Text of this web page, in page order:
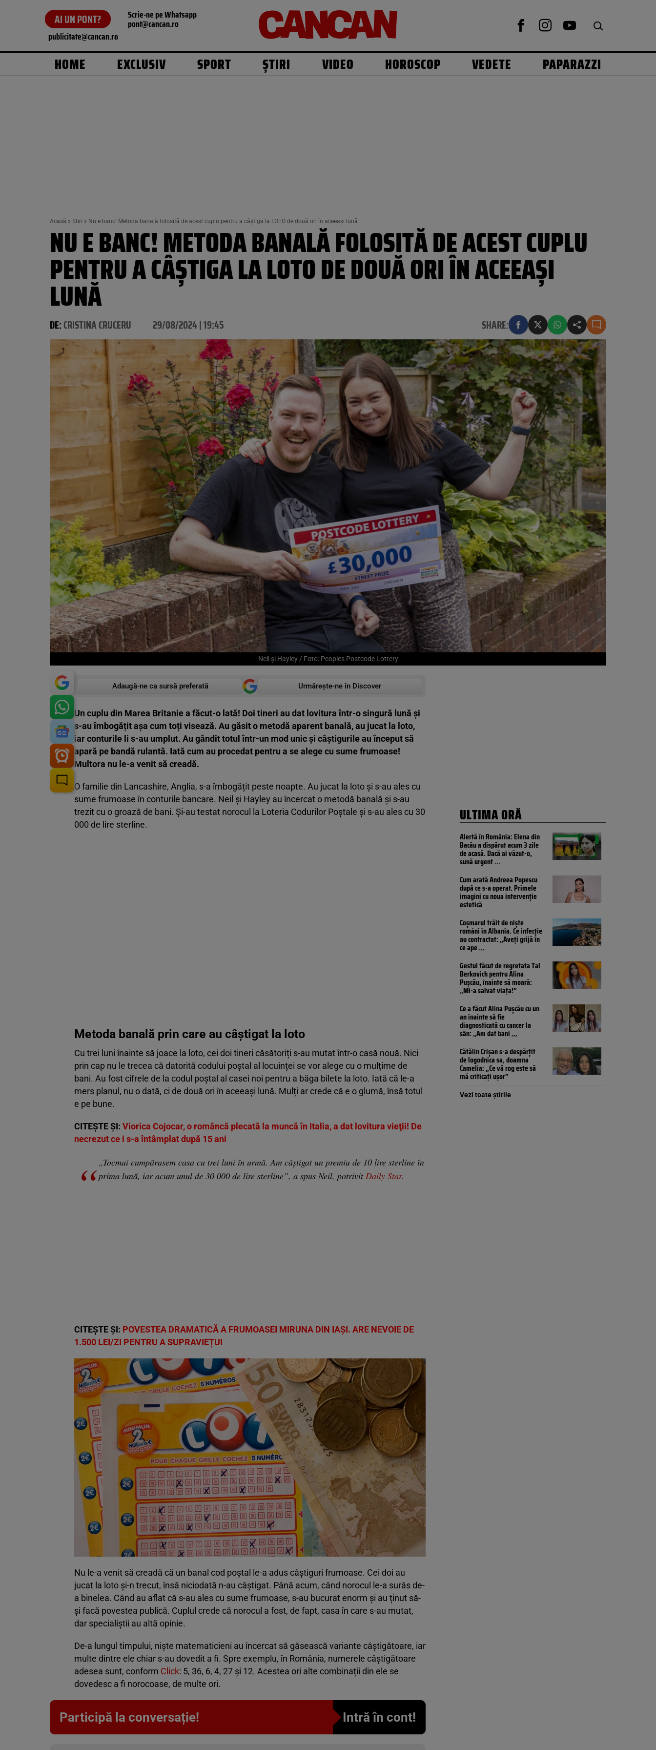
AI UN PONT? Scrie-ne pe Whatsapp
pont@cancan.ro
publicitate@cancan.ro
HOME EXCLUSIV SPORT ȘTIRI VIDEO HOROSCOP VEDETE PAPARAZZI
Acasă » Știri » Nu e banc! Metoda banală folosită de acest cuplu pentru a câștiga la LOTO de două ori în aceeași lună
NU E BANC! METODA BANALĂ FOLOSITĂ DE ACEST CUPLU
PENTRU A CÂȘTIGA LA LOTO DE DOUĂ ORI ÎN ACEEAȘI
LUNĂ
DE:CRISTINA CRUCERU 29/08/2024 | 19:45 SHARE:
Neil și Hayley / Foto: Peoples Postcode Lottery
Adaugă-ne ca sursă preferată Urmărește-ne în Discover
Un cuplu din Marea Britanie a făcut-o lată! Doi tineri au dat lovitura într-o singură lună și
s-au îmbogățit așa cum toți visează. Au găsit o metodă aparent banală, au jucat la loto,
iar conturile li s-au umplut. Au gândit totul într-un mod unic și câștigurile au început să
apară pe bandă rulantă. Iată cum au procedat pentru a se alege cu sume frumoase!
Multora nu le-a venit să creadă.
O familie din Lancashire, Anglia, s-a îmbogățit peste noapte. Au jucat la loto și s-au ales cu
sume frumoase în conturile bancare. Neil și Hayley au încercat o metodă banală și s-au
trezit cu o groază de bani. Și-au testat norocul la Loteria Codurilor Poștale și s-au ales cu 30
000 de lire sterline.
Metoda banală prin care au câștigat la loto
Cu trei luni înainte să joace la loto, cei doi tineri căsătoriți s-au mutat într-o casă nouă. Nici
prin cap nu le trecea că datorită codului poștal al locuinței se vor alege cu o mulțime de
bani. Au fost cifrele de la codul poștal al casei noi pentru a băga bilete la loto. Iată că le-a
mers planul, nu o dată, ci de două ori în aceeași lună. Mulți ar crede că e o glumă, însă totul
e pe bune.
CITEȘTE ȘI: Viorica Cojocar, o româncă plecată la muncă în Italia, a dat lovitura vieţii! De
necrezut ce i s-a întâmplat după 15 ani
„Tocmai cumpărasem casa cu trei luni în urmă. Am câștigat un premiu de 10 lire sterline în
prima lună, iar acum unul de 30 000 de lire sterline”, a spus Neil, potrivit Daily Star.
CITEȘTE ȘI: POVESTEA DRAMATICĂ A FRUMOASEI MIRUNA DIN IAȘI. ARE NEVOIE DE
1.500 LEI/ZI PENTRU A SUPRAVIEȚUI
Nu le-a venit să creadă că un banal cod poștal le-a adus câștiguri frumoase. Cei doi au
jucat la loto și-n trecut, însă niciodată n-au câștigat. Până acum, când norocul le-a surâs de-
a binelea. Când au aflat că s-au ales cu sume frumoase, s-au bucurat enorm și au ținut să-
și facă povestea publică. Cuplul crede că norocul a fost, de fapt, casa în care s-au mutat,
dar specialiștii au altă opinie.
De-a lungul timpului, niște matematicieni au încercat să găsească variante câștigătoare, iar
multe dintre ele chiar s-au dovedit a fi. Spre exemplu, în România, numerele câștigătoare
adesea sunt, conform Click: 5, 36, 6, 4, 27 și 12. Acestea ori alte combinații din ele se
dovedesc a fi norocoase, de multe ori.
Participă la conversație! Intră în cont!
ULTIMA ORĂ
Alertă în România: Elena din
Bacău a dispărut acum 3 zile
de acasă. Dacă ai văzut-o,
sună urgent...
Cum arată Andreea Popescu
după ce s-a operat. Primele
imagini cu noua intervenție
estetică
Coșmarul trăit de niște
români în Albania. Ce infecție
au contractat: „Aveți grijă în
ce ape...
Gestul făcut de regretata Tal
Berkovich pentru Alina
Pușcău, înainte să moară:
„Mi-a salvat viața!”
Ce a făcut Alina Pușcău cu un
an înainte să fie
diagnosticată cu cancer la
sân: „Am dat bani...
Cătălin Crișan s-a despărțit
de logodnica sa, doamna
Camelia: „Ce vă rog este să
mă criticați ușor”
Vezi toate știrile